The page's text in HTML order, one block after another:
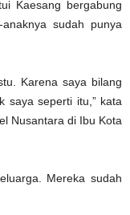
Kaesang bergabung
sudah punya
Karena saya bilang
saya seperti itu,” kata
Nusantara di Ibu Kota
Mereka sudah